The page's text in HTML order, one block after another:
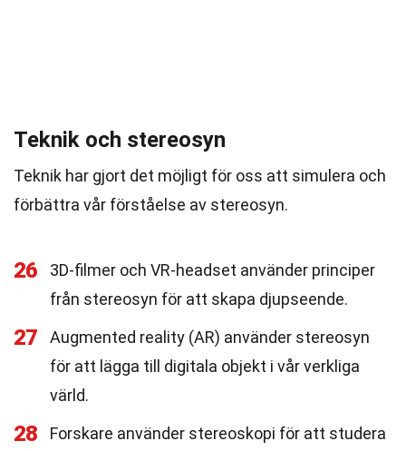
Teknik och stereosyn
Teknik har gjort det möjligt för oss att simulera och
förbättra vår förståelse av stereosyn.
26
3D-filmer och VR-headset använder principer
från stereosyn för att skapa djupseende.
27
Augmented reality (AR) använder stereosyn
för att lägga till digitala objekt i vår verkliga
värld.
28 Forskare använder stereoskopi för att studera